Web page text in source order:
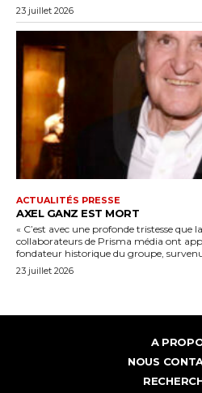
23 juillet 2026
ACTUALITÉS PRESSE
AXEL GANZ EST MORT
« C’est avec une profonde tristesse que
collaborateurs de Prisma média ont
fondateur historique du groupe,
23 juillet 2026
A
NOUS